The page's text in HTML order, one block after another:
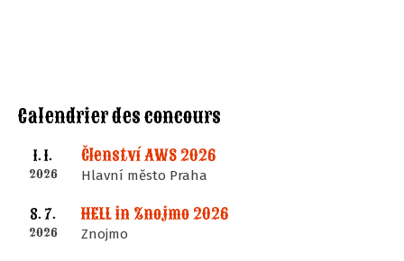
Calendrier des concours
1. 1.
2026
Členství AWS 2026
Hlavní město Praha
8. 7.
2026
HELL in Znojmo 2026
Znojmo